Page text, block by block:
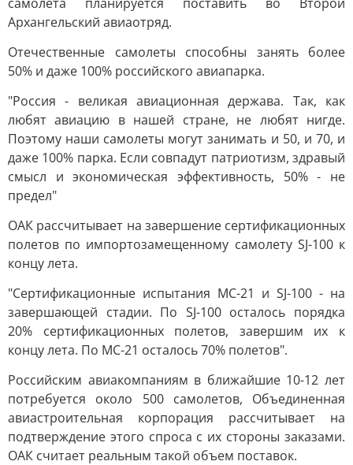
Архангельский авиаотряд.
Отечественные самолеты способны занять более
50% и даже 100% российского авиапарка.
"Россия - великая авиационная держава. Так, как
любят авиацию в нашей стране, не любят нигде.
Поэтому наши самолеты могут занимать и 50, и 70, и
даже 100% парка. Если совпадут патриотизм, здравый
смысл и экономическая эффективность, 50% - не
предел"
ОАК рассчитывает на завершение сертификационных
полетов по импортозамещенному самолету SJ-100 к
концу лета.
"Сертификационные испытания МС-21 и SJ-100 - на
завершающей стадии. По SJ-100 осталось порядка
20% сертификационных полетов, завершим их к
концу лета. По МС-21 осталось 70% полетов".
Российским авиакомпаниям в ближайшие 10-12 лет
потребуется около 500 самолетов, Объединенная
авиастроительная корпорация рассчитывает на
подтверждение этого спроса с их стороны заказами.
ОАК считает реальным такой объем поставок.